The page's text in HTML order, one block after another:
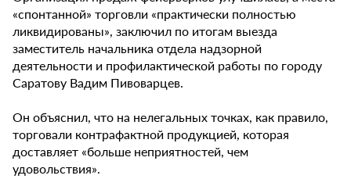
«спонтанной» торговли «практически полностью
ликвидированы», заключил по итогам выезда
заместитель начальника отдела надзорной
деятельности и профилактической работы по городу
Саратову Вадим Пивоварцев.
Он объяснил, что на нелегальных точках, как правило,
торговали контрафактной продукцией, которая
доставляет «больше неприятностей, чем
удовольствия».